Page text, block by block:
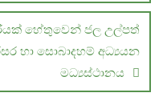
හේතුවෙන් ජල උල්පත්
හා සොබාදහම් අධ්‍යයන
මධ්‍යස්ථානය